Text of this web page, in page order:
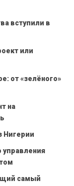
вступили в
или
от «зелёного»
на
Нигерии
управления
самый